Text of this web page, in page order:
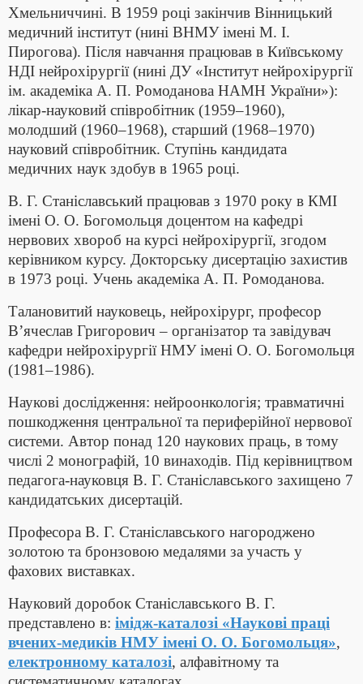
Хмельниччині. В 1959 році закінчив Вінницький
медичний інститут (нині ВНМУ імені М. І.
Пирогова). Після навчання працював в Київському
НДІ нейрохірургії (нині ДУ «Інститут нейрохірургії
ім. академіка А. П. Ромоданова НАМН України»):
лікар-науковий співробітник (1959–1960),
молодший (1960–1968), старший (1968–1970)
науковий співробітник. Ступінь кандидата
медичних наук здобув в 1965 році.
В. Г. Станіславський працював з 1970 року в КМІ
імені О. О. Богомольця доцентом на кафедрі
нервових хвороб на курсі нейрохірургії, згодом
керівником курсу. Докторську дисертацію захистив
в 1973 році. Учень академіка А. П. Ромоданова.
Талановитий науковець, нейрохірург, професор
В’ячеслав Григорович – організатор та завідувач
кафедри нейрохірургії НМУ імені О. О. Богомольця
(1981–1986).
Наукові дослідження: нейроонкологія; травматичні
пошкодження центральної та периферійної нервової
системи. Автор понад 120 наукових праць, в тому
числі 2 монографій, 10 винаходів. Під керівництвом
педагога-науковця В. Г. Станіславського захищено 7
кандидатських дисертацій.
Професора В. Г. Станіславського нагороджено
золотою та бронзовою медалями за участь у
фахових виставках.
Науковий доробок Станіславського В. Г.
представлено в: імідж-каталозі «Наукові праці
вчених-медиків НМУ імені О. О. Богомольця»,
електронному каталозі, алфавітному та